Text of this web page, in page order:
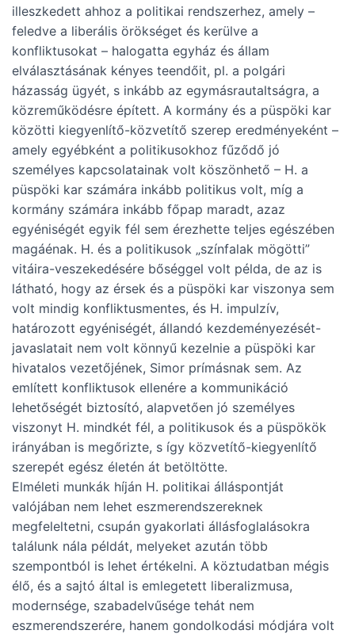
illeszkedett ahhoz a politikai rendszerhez, amely –
feledve a liberális örökséget és kerülve a
konfliktusokat – halogatta egyház és állam
elválasztásának kényes teendőit, pl. a polgári
házasság ügyét, s inkább az egymásrautaltságra, a
közreműködésre épített. A kormány és a püspöki kar
közötti kiegyenlítő-közvetítő szerep eredményeként –
amely egyébként a politikusokhoz fűződő jó
személyes kapcsolatainak volt köszönhető – H. a
püspöki kar számára inkább politikus volt, míg a
kormány számára inkább főpap maradt, azaz
egyéniségét egyik fél sem érezhette teljes egészében
magáénak. H. és a politikusok „színfalak mögötti”
vitáira-veszekedésére bőséggel volt példa, de az is
látható, hogy az érsek és a püspöki kar viszonya sem
volt mindig konfliktusmentes, és H. impulzív,
határozott egyéniségét, állandó kezdeményezését-
javaslatait nem volt könnyű kezelnie a püspöki kar
hivatalos vezetőjének, Simor prímásnak sem. Az
említett konfliktusok ellenére a kommunikáció
lehetőségét biztosító, alapvetően jó személyes
viszonyt H. mindkét fél, a politikusok és a püspökök
irányában is megőrizte, s így közvetítő-kiegyenlítő
szerepét egész életén át betöltötte.
Elméleti munkák híján H. politikai álláspontját
valójában nem lehet eszmerendszereknek
megfeleltetni, csupán gyakorlati állásfoglalásokra
találunk nála példát, melyeket azután több
szempontból is lehet értékelni. A köztudatban mégis
élő, és a sajtó által is emlegetett liberalizmusa,
modernsége, szabadelvűsége tehát nem
eszmerendszerére, hanem gondolkodási módjára volt